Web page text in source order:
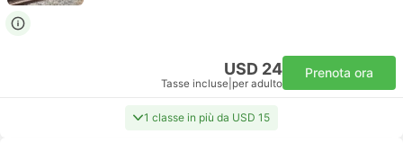
USD 24
Tasse incluse per adulto
Prenota ora
1 classe in più da USD 15